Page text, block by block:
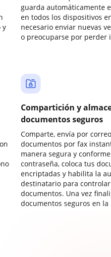
y
guarda automáticamente
en todos los dispositivos
necesario enviar nuevas
o preocuparse por perder
Compartición y
documentos seguros
Comparte, envía por
documentos por fax
manera segura y
contraseña, coloca tus
encriptadas y habilita la
destinatario para
documentos. Una vez
documentos seguros en la